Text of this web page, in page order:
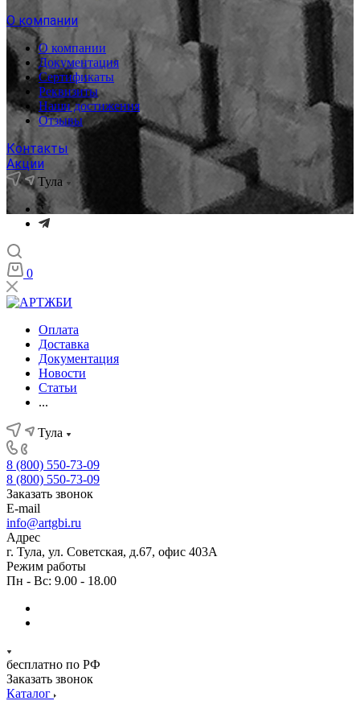
О компании
О компании
Документация
Сертификаты
Реквизиты
Наши достижения
Отзывы
Контакты
Акции
Тула
0
Оплата
Доставка
Документация
Новости
Статьи
...
Тула
8 (800) 550-73-09
8 (800) 550-73-09
Заказать звонок
E-mail
info@artgbi.ru
Адрес
г. Тула, ул. Советская, д.67, офис 403А
Режим работы
Пн - Вс: 9.00 - 18.00
бесплатно по РФ
Заказать звонок
Каталог